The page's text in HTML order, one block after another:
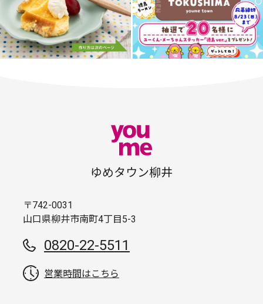
ゆめタウン柳井
〒742-0031
山口県柳井市南町4丁目5-3
0820-22-5511
営業時間はこちら